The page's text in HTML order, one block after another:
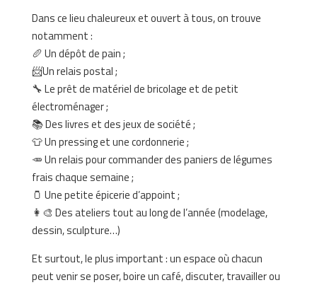
Dans ce lieu chaleureux et ouvert à tous, on trouve
notamment :
🥖 Un dépôt de pain ;
📨Un relais postal ;
🔧 Le prêt de matériel de bricolage et de petit
électroménager ;
📚 Des livres et des jeux de société ;
👕 Un pressing et une cordonnerie ;
🥕 Un relais pour commander des paniers de légumes
frais chaque semaine ;
🫙 Une petite épicerie d’appoint ;
👩‍🎨 Des ateliers tout au long de l’année (modelage,
dessin, sculpture…)
Et surtout, le plus important : un espace où chacun
peut venir se poser, boire un café, discuter, travailler ou